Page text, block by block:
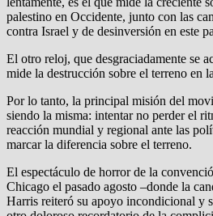
palestino en Occidente, junto con las
contra Israel y de desinversión en este
El otro reloj, que desgraciadamente se
mide la destrucción sobre el terreno en
Por lo tanto, la principal misión del
siendo la misma: intentar no perder el
reacción mundial y regional ante las
marcar la diferencia sobre el terreno.
El espectáculo de horror de la
Chicago el pasado agosto –donde la
Harris reiteró su apoyo incondicional y